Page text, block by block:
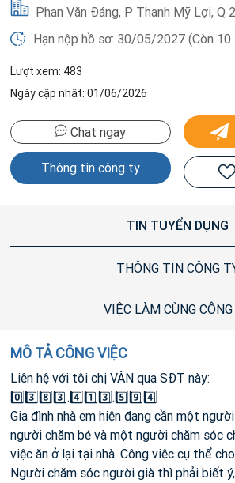
Phan Văn Đáng, P Thạnh Mỹ Lợi, Q
Hạn nộp hồ sơ: 30/05/2027 (Còn 10
Lượt xem: 483
Ngày cập nhật: 01/06/2026
Chat ngay
Thông tin công ty
TIN TUYỂN DỤNG
THÔNG TIN CÔNG
VIỆC LÀM CÙNG
MÔ TẢ CÔNG VIỆC
Liên hệ với tôi chị VÂN qua SĐT này:
0️⃣3️⃣8️⃣3️⃣.4️⃣1️⃣3️⃣.5️⃣9️⃣4️⃣
Gia đình nhà em hiện đang cần một
người chăm bé và một người chăm sóc
việc ăn ở lại tại nhà. Công việc cụ thể
Người chăm sóc người già thì phải biết